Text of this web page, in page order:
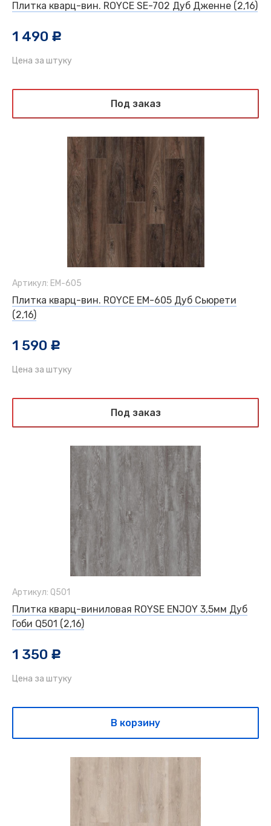
Плитка кварц-вин. ROYCE SE-702 Дуб Дженне (2,16)
1 490 c
Цена за штуку
Под заказ
Артикул: EM-605
Плитка кварц-вин. ROYCE EM-605 Дуб Сьюрети
(2,16)
1 590 c
Цена за штуку
Под заказ
Артикул: Q501
Плитка кварц-виниловая ROYSE ENJOY 3,5мм Дуб
Гоби Q501 (2,16)
1 350 c
Цена за штуку
В корзину